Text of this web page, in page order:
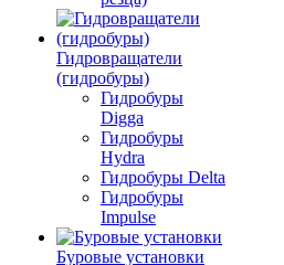
Гидровращатели
(гидробуры)
Гидробуры
Digga
Гидробуры
Hydra
Гидробуры Delta
Гидробуры
Impulse
Буровые установки